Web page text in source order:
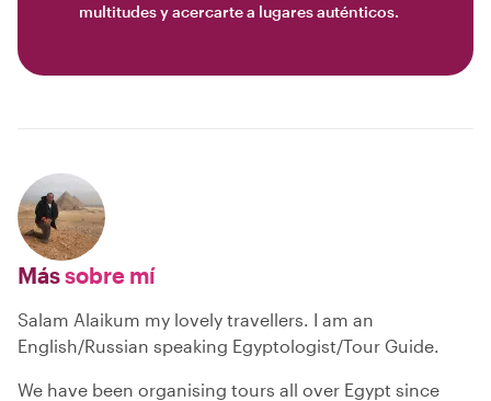
multitudes y acercarte a lugares auténticos.
Mássobre mí
Salam Alaikum my lovely travellers. I am an
English/Russian speaking Egyptologist/Tour Guide.
We have been organising tours all over Egypt since